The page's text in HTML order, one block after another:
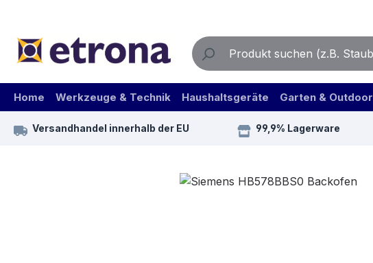
Home Werkzeuge & Technik Haushaltsgeräte Garten & Outdoor
Versandhandel innerhalb der EU 99,9% Lagerware